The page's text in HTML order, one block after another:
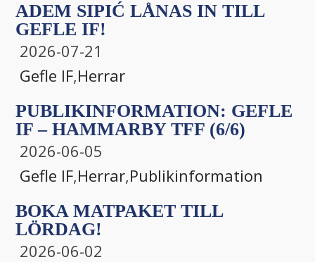
ADEM SIPIĆ LÅNAS IN TILL
GEFLE IF!
2026-07-21
Gefle IF,Herrar
PUBLIKINFORMATION: GEFLE
IF – HAMMARBY TFF (6/6)
2026-06-05
Gefle IF,Herrar,Publikinformation
BOKA MATPAKET TILL
LÖRDAG!
2026-06-02